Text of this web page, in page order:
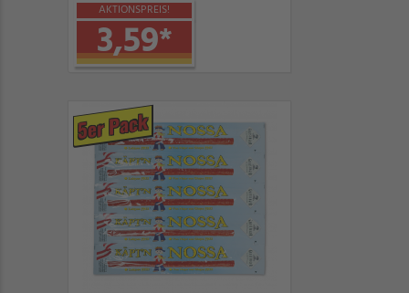
AKTIONSPREIS!
3,59*
5er Pack